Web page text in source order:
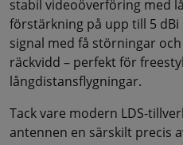
stabil videoöverföring med
förstärkning på upp till 5
signal med få störningar
räckvidd – perfekt för
långdistansflygningar.
Tack vare modern LDS-
antennen en särskilt precis